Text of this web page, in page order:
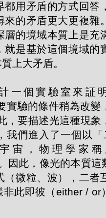
都用矛盾的方式回答
來的矛盾更大更複雜
層的境域本質上是充
就是基於這個境域的
上大矛盾。
一個實驗室來証
實驗的條件稍為改
，要描述光這種現象
我們進入了一個以
宙，物理學家
因此，像光的本質
（微粒、波），二者
此即彼（either / or